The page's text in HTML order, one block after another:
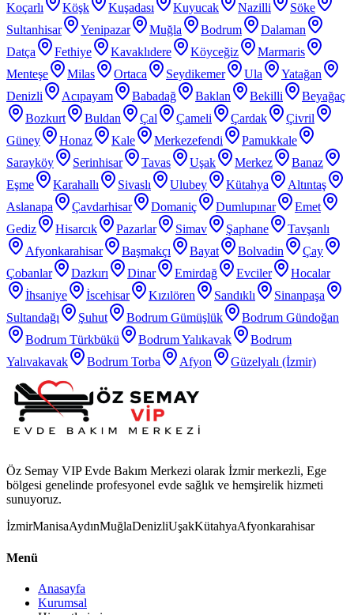
Koçarlı
Köşk Kuşadası Kuyucak Nazilli
Söke
Sultanhisar
Yenipazar Muğla Bodrum
Dalaman
Datça
Fethiye Kavaklıdere Köyceğiz
Marmaris
Menteşe
Milas Ortaca Seydikemer Ula
Yatağan
Denizli
Acıpayam Babadağ Baklan Bekilli
Beyağaç
Bozkurt
Buldan Çal Çameli Çardak
Çivril
Güney
Honaz Kale Merkezefendi
Pamukkale
Sarayköy
Serinhisar Tavas Uşak Merkez
Banaz
Eşme
Karahallı Sivaslı Ulubey Kütahya
Altıntaş
Aslanapa
Çavdarhisar Domaniç Dumlupınar
Emet
Gediz
Hisarcık Pazarlar Simav Şaphane
Tavşanlı
Afyonkarahisar
Başmakçı Bayat Bolvadin
Çay
Çobanlar
Dazkırı Dinar Emirdağ Evciler
Hocalar
İhsaniye
İscehisar Kızılören Sandıklı
Sinanpaşa
Sultandağı
Şuhut Bodrum Gümüşlük
Bodrum Gündoğan
Bodrum Türkbükü
Bodrum Yalıkavak
Bodrum
Yalıvakavak
Bodrum Torba Afyon Güzelyalı (İzmir)
Öz Semay VIP Evde Bakım Merkezi olarak İzmir merkezli, Ege
bölgesi genelinde profesyonel evde sağlık ve hemşirelik hizmeti
sunuyoruz.
İzmirManisaAydınMuğlaDenizliUşakKütahyaAfyonkarahisar
Menü
Anasayfa
Kurumsal